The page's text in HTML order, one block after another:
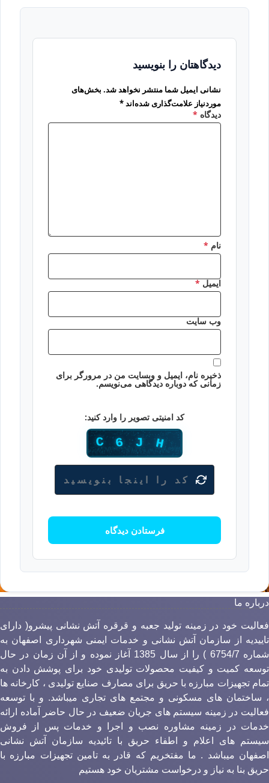
دیدگاهتان را بنویسید
نشانی ایمیل شما منتشر نخواهد شد. بخش‌های
موردنیاز علامت‌گذاری شده‌اند*
دیدگاه *
نام *
ایمیل*
وب‌ سایت
ذخیره نام، ایمیل و وبسایت من در مرورگر برای
زمانی که دوباره دیدگاهی می‌نویسم.
کد امنیتی تصویر را وارد کنید:
ما
خود در زمینه تولید جعبه و قرقره آتش نشانی پیشرو( دارای
از سازمان آتش نشانی و خدمات ایمنی شهرداری اصفهان به
شماره 6754/7 ) را از سال 1385 آغاز نموده و از آن زمان در حال
کمیت و کیفیت محصولات تولیدی خود برای پوشش دادن به
تجهیزات مبارزه با حریق برای مصارف صنایع تولیدی ، کارخانه ها
ساختمان های مسکونی و مجتمع های تجاری میباشد. و با توسعه
در زمینه سیستم های جریان ضعیف در حال حاضر آماده ارائه
در زمینه مشاوره نصب و اجرا و خدمات پس از فروش
های اعلام و اطفاء حریق با تائیدیه سازمان آتش نشانی
میباشد . ما مفتخریم که قادر به تامین تجهیزات مبارزه با
بنا به نیاز و درخواست مشتریان خود هستیم